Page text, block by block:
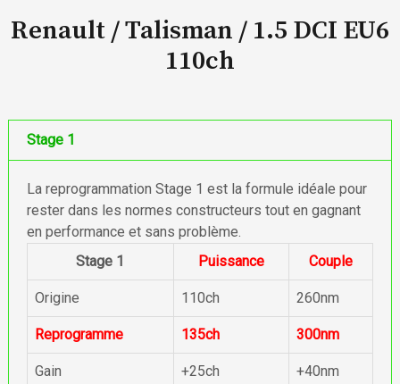
Renault / Talisman / 1.5 DCI EU6
110ch
Stage 1
La reprogrammation Stage 1 est la formule idéale pour
rester dans les normes constructeurs tout en gagnant
en performance et sans problème.
Stage 1
Puissance Couple
Origine 110ch 260nm
Reprogramme 135ch 300nm
Gain +25ch +40nm